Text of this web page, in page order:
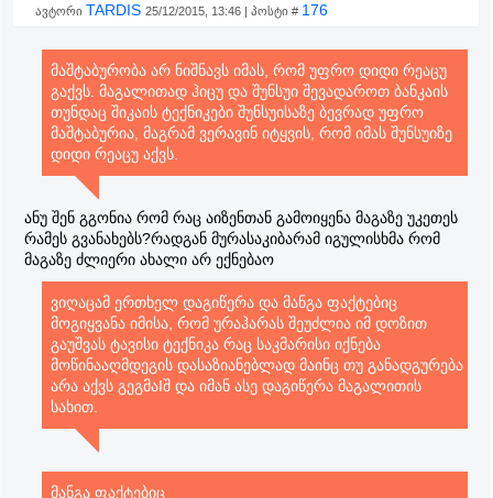
ავტორი TARDIS 25/12/2015, 13:46 | პოსტი # 176
მაშტაბურობა არ ნიშნავს იმას, რომ უფრო დიდი რეაცუ
გაქვს. მაგალითად ჰიცუ და შუნსუი შევადაროთ ბანკაის
თუნდაც შიკაის ტექნიკები შუნსუისაზე ბევრად უფრო
მაშტაბურია, მაგრამ ვერავინ იტყვის, რომ იმას შუნსუიზე
დიდი რეაცუ აქვს.
ანუ შენ გგონია რომ რაც აიზენთან გამოიყენა მაგაზე უკეთეს
რამეს გვანახებს?რადგან მურასაკიბარამ იგულისხმა რომ
მაგაზე ძლიერი ახალი არ ექნებაო
ვიღაცამ ერთხელ დაგიწერა და მანგა ფაქტებიც
მოგიყვანა იმისა, რომ ურაჰარას შეუძლია იმ დოზით
გაუშვას ტავისი ტექნიკა რაც საკმარისი იქნება
მოწინააღმდეგის დასაზიანებლად მაინც თუ განადგურება
არა აქვს გეგმაIშ და იმან ასე დაგიწერა მაგალითის
სახით.
მანგა ფაქტებიც